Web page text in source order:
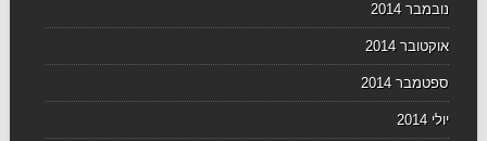
נובמבר 2014
אוקטובר 2014
ספטמבר 2014
יולי 2014